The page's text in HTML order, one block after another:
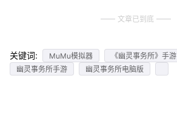
文章已到底
关键词: MuMu模拟器 《幽灵事务所》手游
幽灵事务所手游
幽灵事务所电脑版